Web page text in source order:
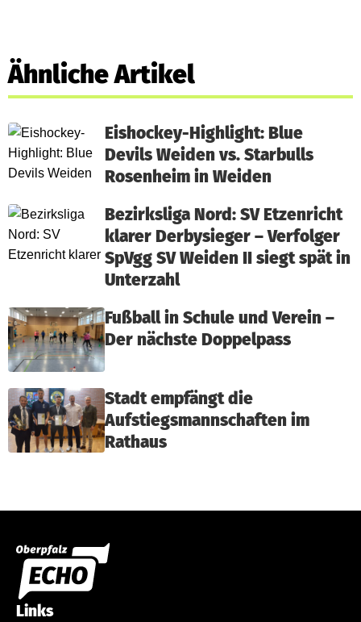
Ähnliche Artikel
Eishockey-Highlight: Blue
Devils Weiden vs. Starbulls
Rosenheim in Weiden
Bezirksliga Nord: SV Etzenricht
klarer Derbysieger – Verfolger
SpVgg SV Weiden II siegt spät in
Unterzahl
Fußball in Schule und Verein –
Der nächste Doppelpass
Stadt empfängt die
Aufstiegsmannschaften im
Rathaus
Links